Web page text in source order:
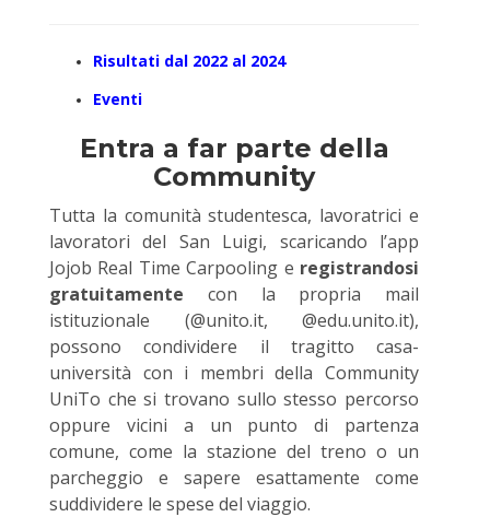
Risultati dal 2022 al 2024
Eventi
Entra a far parte della
Community
Tutta la comunità studentesca, lavoratrici e
lavoratori del San Luigi, scaricando l’app
Jojob Real Time Carpooling e registrandosi
gratuitamente con la propria mail
istituzionale (@unito.it, @edu.unito.it),
possono condividere il tragitto casa-
università con i membri della Community
UniTo che si trovano sullo stesso percorso
oppure vicini a un punto di partenza
comune, come la stazione del treno o un
parcheggio e sapere esattamente come
suddividere le spese del viaggio.